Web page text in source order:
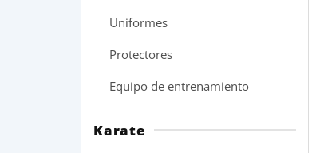
Uniformes
Protectores
Equipo de entrenamiento
Karate